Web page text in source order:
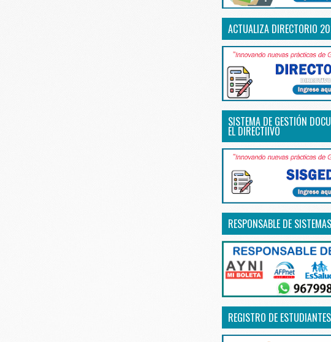
ACTUALIZA DIRECTORIO
SISTEMA DE GESTIÓN
EL DIRECTIIVO
RESPONSABLE DE SISTEMAS
REGISTRO DE